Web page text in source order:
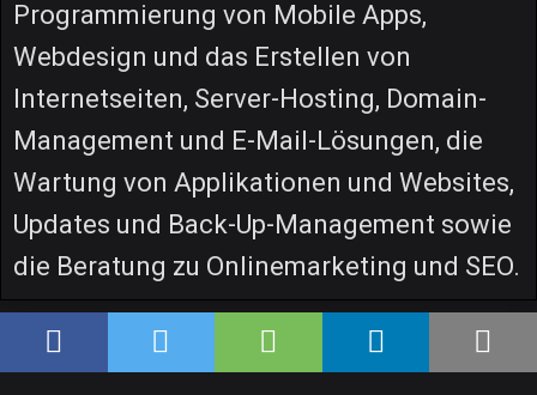
Programmierung von Mobile Apps,
Webdesign und das Erstellen von
Internetseiten, Server-Hosting, Domain-
Management und E-Mail-Lösungen, die
Wartung von Applikationen und Websites,
Updates und Back-Up-Management sowie
die Beratung zu Onlinemarketing und SEO.